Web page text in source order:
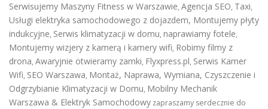
Serwisujemy Maszyny Fitness w Warszawie, Agencja SEO, Taxi,
Usługi elektryka samochodowego z dojazdem, Montujemy płyty
indukcyjne, Serwis klimatyzacji w domu, naprawiamy fotele,
Montujemy wizjery z kamerą i kamery wifi, Robimy filmy z
drona, Awaryjnie otwieramy zamki, Flyxpress.pl, Serwis Kamer
Wifi, SEO Warszawa, Montaż, Naprawa, Wymiana, Czyszczenie i
Odgrzybianie Klimatyzacji w Domu, Mobilny Mechanik
Warszawa & Elektryk Samochodowy zapraszamy serdecznie do